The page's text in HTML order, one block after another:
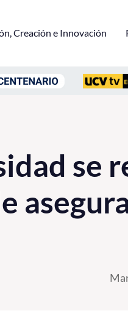
Creación e Innovación
se